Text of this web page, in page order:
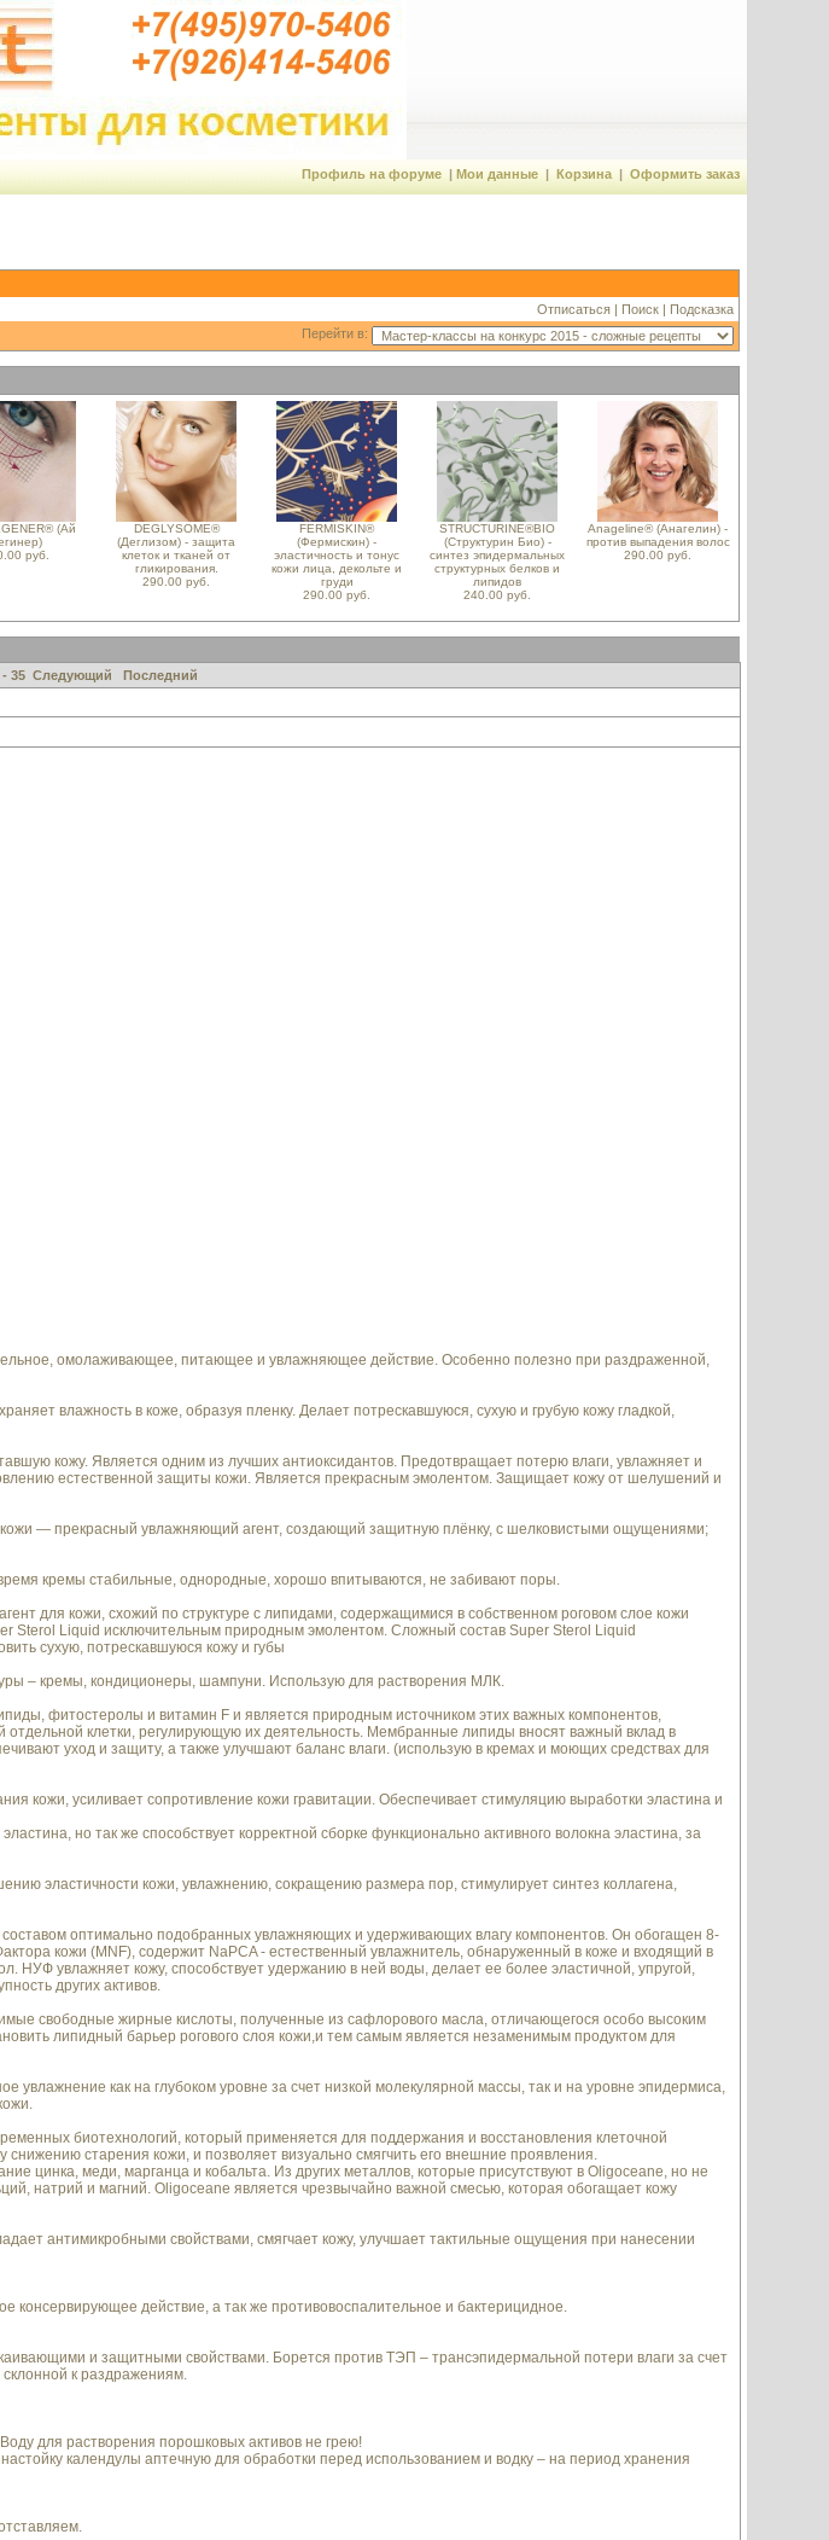
Профиль на форуме| Мои данные| Корзина| Оформить заказ
Отписаться| Поиск| Подсказка
Перейти в:
(Ай
руб.
DEGLYSOME®
(Деглизом) - защита
клеток и тканей от
гликирования.
290.00 руб.
FERMISKIN®
(Фермискин) -
эластичность и тонус
кожи лица, декольте и
груди
290.00 руб.
STRUCTURINE®BIO
(Структурин Био) -
синтез эпидермальных
структурных белков и
липидов
240.00 руб.
Anageline® (Анагелин) -
против выпадения волос
290.00 руб.
- 35 Следующий Последний
омолаживающее, питающее и увлажняющее действие. Особенно полезно при раздраженной,
влажность в коже, образуя пленку. Делает потрескавшуюся, сухую и грубую кожу гладкой,
кожу. Является одним из лучших антиоксидантов. Предотвращает потерю влаги, увлажняет и
естественной защиты кожи. Является прекрасным эмолентом. Защищает кожу от шелушений и
кожи — прекрасный увлажняющий агент, создающий защитную плёнку, с шелковистыми ощущениями;
кремы стабильные, однородные, хорошо впитываются, не забивают поры.
для кожи, схожий по структуре с липидами, содержащимися в собственном роговом слое кожи
Sterol Liquid исключительным природным эмолентом. Сложный состав Super Sterol Liquid
сухую, потрескавшуюся кожу и губы
– кремы, кондиционеры, шампуни. Использую для растворения МЛК.
фитостеролы и витамин F и является природным источником этих важных компонентов,
клетки, регулирующую их деятельность. Мембранные липиды вносят важный вклад в
уход и защиту, а также улучшают баланс влаги. (использую в кремах и моющих средствах для
кожи, усиливает сопротивление кожи гравитации. Обеспечивает стимуляцию выработки эластина и
но так же способствует корректной сборке функционально активного волокна эластина, за
эластичности кожи, увлажнению, сокращению размера пор, стимулирует синтез коллагена,
оптимально подобранных увлажняющих и удерживающих влагу компонентов. Он обогащен 8-
кожи (MNF), содержит NaPCA - естественный увлажнитель, обнаруженный в коже и входящий в
НУФ увлажняет кожу, способствует удержанию в ней воды, делает ее более эластичной, упругой,
других активов.
свободные жирные кислоты, полученные из сафлорового масла, отличающегося особо высоким
липидный барьер рогового слоя кожи,и тем самым является незаменимым продуктом для
увлажнение как на глубоком уровне за счет низкой молекулярной массы, так и на уровне эпидермиса,
биотехнологий, который применяется для поддержания и восстановления клеточной
старения кожи, и позволяет визуально смягчить его внешние проявления.
цинка, меди, марганца и кобальта. Из других металлов, которые присутствуют в Oligoceane, но не
натрий и магний. Oligoceane является чрезвычайно важной смесью, которая обогащает кожу
антимикробными свойствами, смягчает кожу, улучшает тактильные ощущения при нанесении
консервирующее действие, а так же противовоспалительное и бактерицидное.
и защитными свойствами. Борется против ТЭП – трансэпидермальной потери влаги за счет
к раздражениям.
для растворения порошковых активов не грею!
календулы аптечную для обработки перед использованием и водку – на период хранения